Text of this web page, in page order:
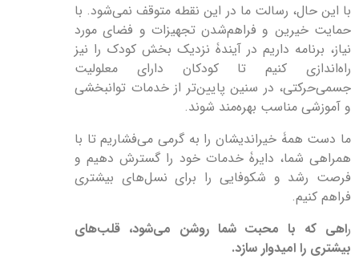
با این حال، رسالت ما در این نقطه متوقف نمی‌شود. با
حمایت خیرین و فراهم‌شدن تجهیزات و فضای مورد
نیاز، برنامه داریم در آیندۀ نزدیک بخش کودک را نیز
راه‌اندازی کنیم تا کودکان دارای معلولیت
جسمی‌حرکتی، در سنین پایین‌تر از خدمات توانبخشی
و آموزشی مناسب بهره‌مند شوند.
ما دست همۀ خیراندیشان را به گرمی می‌فشاریم تا با
همراهی شما، دایرۀ خدمات خود را گسترش دهيم و
فرصت رشد و شکوفایی را برای نسل‌های بیشتری
فراهم کنیم.
راهی که با محبت شما روشن می‌شود، قلب‌های
بیشتری را امیدوار سازد.